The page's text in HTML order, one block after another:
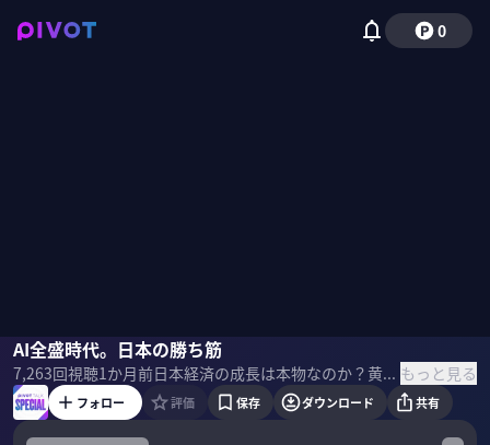
0
AI全盛時代。日本の勝ち筋
7,263回視聴1か月前 日本経済の成長は本物なのか？黄金時代到来のためにはどんな改革が必要なのか？モルガン・スタンレーMUFG証券シニア・アドバイザーのローバート・フェルドマン氏に聞いた。 ＜ゲスト＞ ロバート・A・フェルドマン｜モルガン・スタンレーMUFG証券 シニア・アドバイザー マサチューセッツ工科大経済学博士。野村総研や日銀、ＩＭＦ等を経て1998年モルガン・スタンレー証券に入社、チーフエコノミストを歴任し現職。2017年より東京理科大で教鞭を執り国際派として活躍。 ＜目次＞ もっと見る
ローバート・フェルドマン
フォロー 評価 保存 ダウンロード 共有